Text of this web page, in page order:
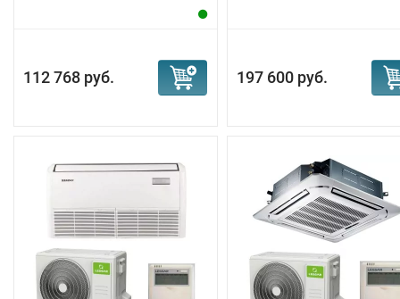
112 768 руб. 197 600 руб.